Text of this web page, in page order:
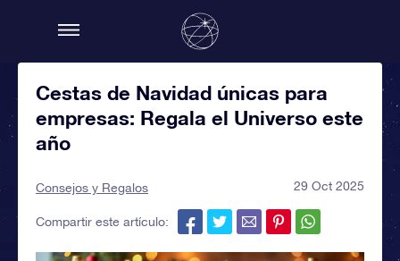
Cestas de Navidad únicas para
empresas: Regala el Universo este
año
Consejos y Regalos 29 Oct 2025
Compartir este artículo: